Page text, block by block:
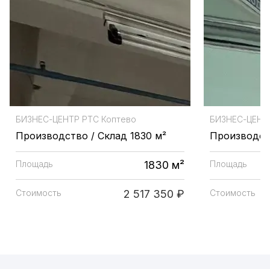
БИЗНЕС-ЦЕНТР РТС Коптево
Производство / Склад 1830 м²
Площадь 1830 м²
Стоимость 2 517 350 ₽
БИЗНЕС-
Площадь
Стоимость